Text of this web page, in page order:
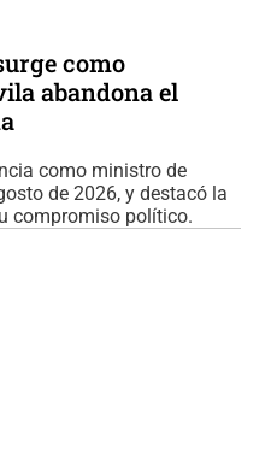
como
abandona el
como ministro de
de 2026, y destacó la
compromiso político.